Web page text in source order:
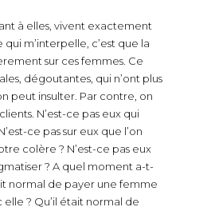
à elles, vivent exactement
m’interpelle, c’est que la
sur ces femmes. Ce
dégoutantes, qui n’ont plus
peut insulter. Par contre, on
N’est-ce pas eux qui
ce pas sur eux que l’on
colère ? N’est-ce pas eux
? A quel moment a-t-
normal de payer une femme
? Qu’il était normal de